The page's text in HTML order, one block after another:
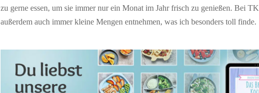
zu gerne essen, um sie immer nur ein Monat im Jahr frisch zu genießen. Bei
außerdem auch immer kleine Mengen entnehmen, was ich besonders toll finde.